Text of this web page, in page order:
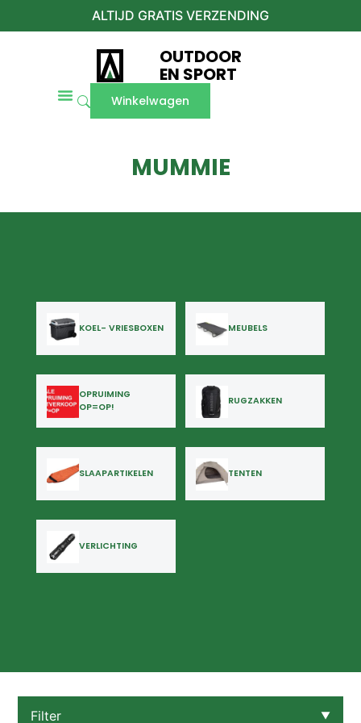
ALTIJD GRATIS VERZENDING
OUTDOOR
EN SPORT
Winkelwagen
MUMMIE
KOEL- VRIESBOXEN MEUBELS
OPRUIMING
OP=OP!
RUGZAKKEN
SLAAPARTIKELEN TENTEN
VERLICHTING
Filter ▼